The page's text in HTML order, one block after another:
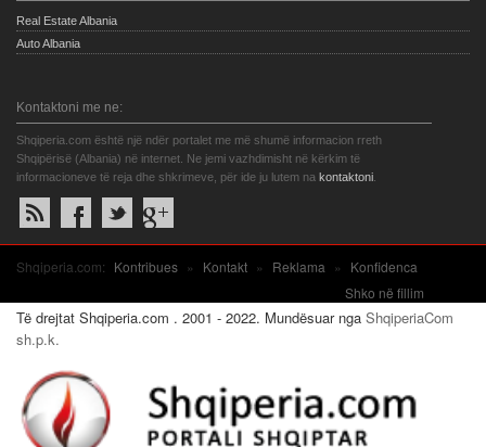
Real Estate Albania
Auto Albania
Kontaktoni me ne:
Shqiperia.com është një ndër portalet me më shumë informacion rreth
Shqipërisë (Albania) në internet. Ne jemi vazhdimisht në kërkim të
informacioneve të reja dhe shkrimeve, për ide ju lutem na kontaktoni
Shqiperia.com: Kontribues » Kontakt » Reklama »
Konfidenca
Shko në fillim
Të drejtat Shqiperia.com . 2001 - 2022. Mundësuar nga ShqiperiaCom
sh.p.k.